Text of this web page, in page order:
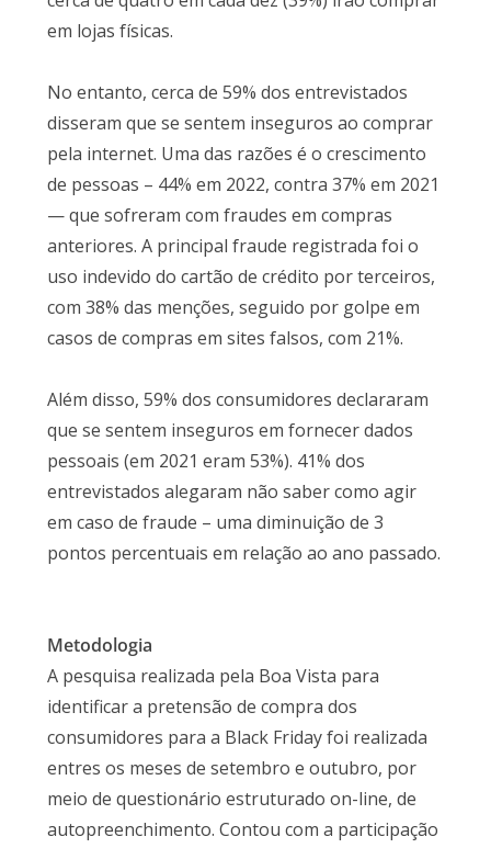
em lojas físicas.
No entanto, cerca de 59% dos entrevistados
disseram que se sentem inseguros ao comprar
pela internet. Uma das razões é o crescimento
de pessoas – 44% em 2022, contra 37% em 2021
— que sofreram com fraudes em compras
anteriores. A principal fraude registrada foi o
uso indevido do cartão de crédito por terceiros,
com 38% das menções, seguido por golpe em
casos de compras em sites falsos, com 21%.
Além disso, 59% dos consumidores declararam
que se sentem inseguros em fornecer dados
pessoais (em 2021 eram 53%). 41% dos
entrevistados alegaram não saber como agir
em caso de fraude – uma diminuição de 3
pontos percentuais em relação ao ano passado.
Metodologia
A pesquisa realizada pela Boa Vista para
identificar a pretensão de compra dos
consumidores para a Black Friday foi realizada
entres os meses de setembro e outubro, por
meio de questionário estruturado on-line, de
autopreenchimento. Contou com a participação